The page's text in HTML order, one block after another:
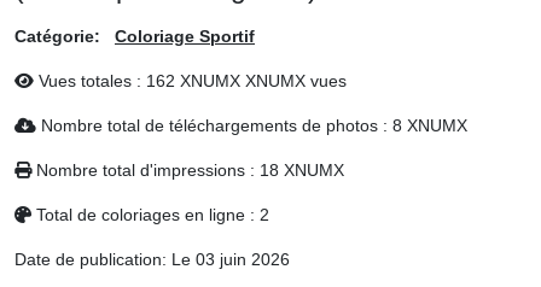
Catégorie: Coloriage Sportif
Vues totales : 162 XNUMX XNUMX vues
Nombre total de téléchargements de photos : 8 XNUMX
Nombre total d'impressions : 18 XNUMX
Total de coloriages en ligne : 2
Date de publication: Le 03 juin 2026